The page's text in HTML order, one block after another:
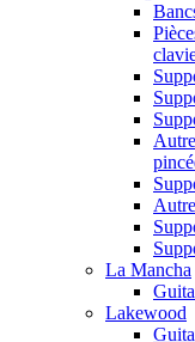
La Mancha
Lakewood